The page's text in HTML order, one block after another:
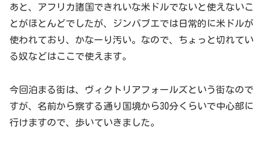
あと、アフリカ諸国できれいな米ドルでないと使えないこ
とがほとんどでしたが、ジンバブエでは日常的に米ドルが
使われており、かなーり汚い。なので、ちょっと切れてい
る奴などはここで使えます。
今回泊まる街は、ヴィクトリアフォールズという街なので
すが、名前から察する通り国境から30分くらいで中心部に
行けますので、歩いていきました。